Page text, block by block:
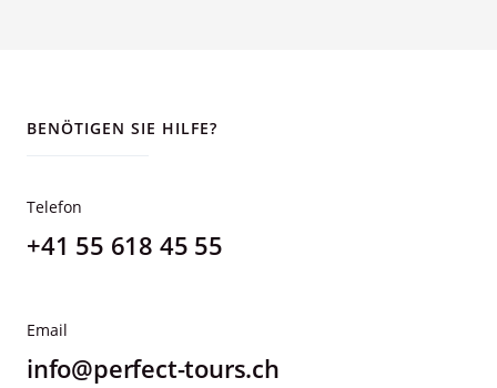
BENÖTIGEN SIE HILFE?
Telefon
+41 55 618 45 55
Email
info@perfect-tours.ch